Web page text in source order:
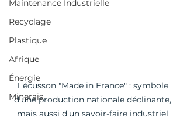
Maintenance Industrielle
Recyclage
Plastique
Afrique
Énergie
Minerais
L’écusson "Made in France" : symbole
d’une production nationale déclinante,
mais aussi d’un savoir-faire industriel